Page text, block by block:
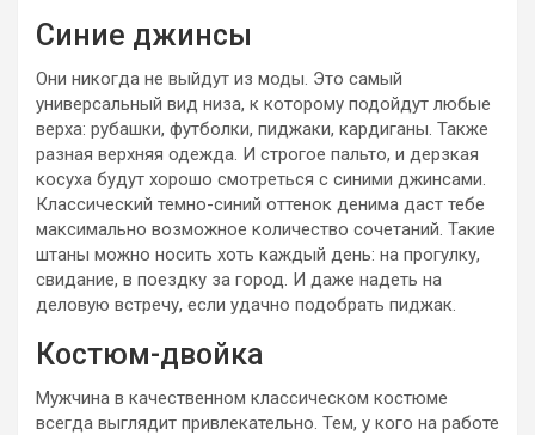
Синие джинсы
Они никогда не выйдут из моды. Это самый
универсальный вид низа, к которому подойдут любые
верха: рубашки, футболки, пиджаки, кардиганы. Также
разная верхняя одежда. И строгое пальто, и дерзкая
косуха будут хорошо смотреться с синими джинсами.
Классический темно-синий оттенок денима даст тебе
максимально возможное количество сочетаний. Такие
штаны можно носить хоть каждый день: на прогулку,
свидание, в поездку за город. И даже надеть на
деловую встречу, если удачно подобрать пиджак.
Костюм-двойка
Мужчина в качественном классическом костюме
всегда выглядит привлекательно. Тем, у кого на работе